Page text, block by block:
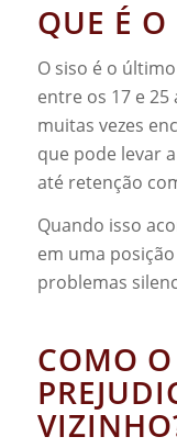
QUE É
O siso é o
entre os 17 e
muitas vezes
que pode levar
até retenção
Quando isso
em uma
problemas
COMO